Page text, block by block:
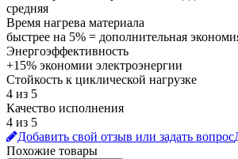
средняя
Время нагрева материала
быстрее на 5% = дополнительная
Энергоэффективность
+15% экономии электроэнергии
Стойкость к циклической нагрузке
4 из 5
Качество исполнения
4 из 5
Добавить свой отзыв или задать вопрос
Похожие товары